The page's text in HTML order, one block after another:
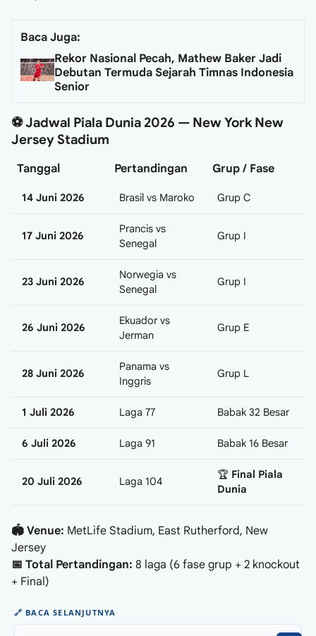
Baca Juga:
Rekor Nasional Pecah, Mathew Baker Jadi
Debutan Termuda Sejarah Timnas Indonesia
Senior
⚽ Jadwal Piala Dunia 2026 — New York New
Jersey Stadium
Tanggal Pertandingan Grup / Fase
14 Juni 2026 Brasil vs Maroko Grup C
17 Juni 2026
Prancis vs
Senegal
Grup I
23 Juni 2026
Norwegia vs
Senegal
Grup I
26 Juni 2026
Ekuador vs
Jerman
Grup E
28 Juni 2026
Panama vs
Inggris
Grup L
1 Juli 2026 Laga 77 Babak 32 Besar
6 Juli 2026 Laga 91 Babak 16 Besar
20 Juli 2026 Laga 104
🏆 Final Piala
Dunia
🏟️ Venue: MetLife Stadium, East Rutherford, New
Jersey
📅 Total Pertandingan: 8 laga (6 fase grup + 2 knockout
+ Final)
🔗 BACA SELANJUTNYA